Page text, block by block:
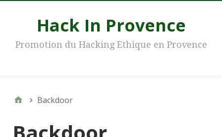
Hack In Provence
Promotion du Hacking Ethique en Provence
Backdoor